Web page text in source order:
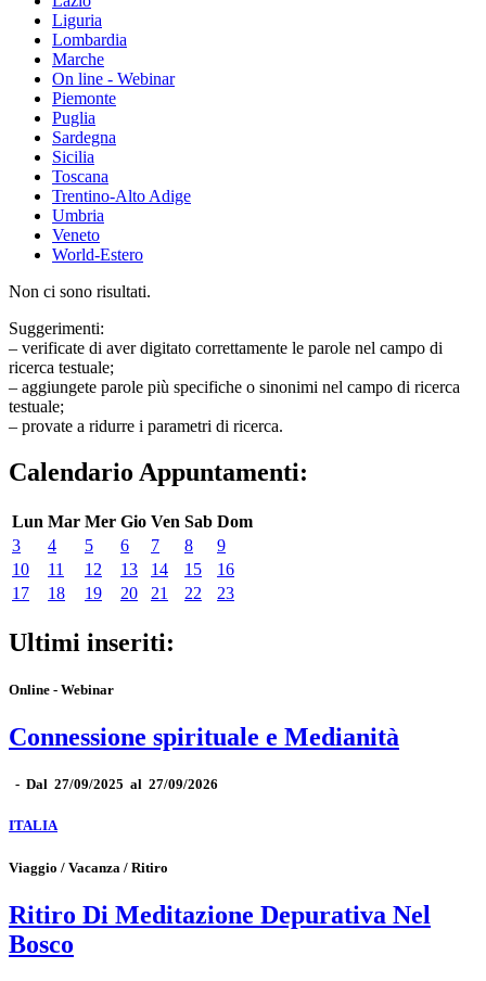
Liguria
Lombardia
Marche
On line - Webinar
Piemonte
Puglia
Sardegna
Sicilia
Toscana
Trentino-Alto Adige
Umbria
Veneto
World-Estero
Non ci sono risultati.
Suggerimenti:
– verificate di aver digitato correttamente le parole nel campo di
ricerca testuale;
– aggiungete parole più specifiche o sinonimi nel campo di ricerca
testuale;
– provate a ridurre i parametri di ricerca.
Calendario Appuntamenti:
Lun Mar Mer Gio Ven Sab Dom
3
4 5 6 7 8
9
10
11 12 13 14 15
16
17
18 19 20 21 22 23
Ultimi inseriti:
Online - Webinar
Connessione spirituale e Medianità
- Dal 27/09/2025 al 27/09/2026
ITALIA
Viaggio / Vacanza / Ritiro
Ritiro Di Meditazione Depurativa Nel
Bosco